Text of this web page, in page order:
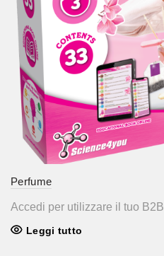
Perfume
Accedi per utilizzare il tuo B2B
Leggi tutto